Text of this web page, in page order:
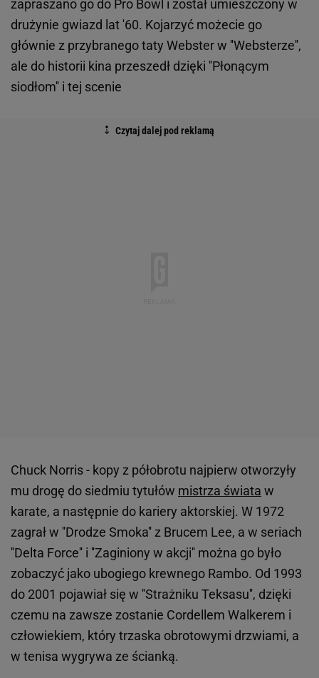
zapraszano go do Pro Bowl i został umieszczony w
drużynie gwiazd lat '60. Kojarzyć możecie go
głównie z przybranego taty Webster w ''Websterze'',
ale do historii kina przeszedł dzięki ''Płonącym
siodłom'' i tej scenie
Chuck Norris - kopy z półobrotu najpierw otworzyły
mu drogę do siedmiu tytułów mistrza świata w
karate, a następnie do kariery aktorskiej. W 1972
zagrał w ''Drodze Smoka'' z Brucem Lee, a w seriach
''Delta Force'' i ''Zaginiony w akcji'' można go było
zobaczyć jako ubogiego krewnego Rambo. Od 1993
do 2001 pojawiał się w ''Strażniku Teksasu'', dzięki
czemu na zawsze zostanie Cordellem Walkerem i
człowiekiem, który trzaska obrotowymi drzwiami, a
w tenisa wygrywa ze ścianką.